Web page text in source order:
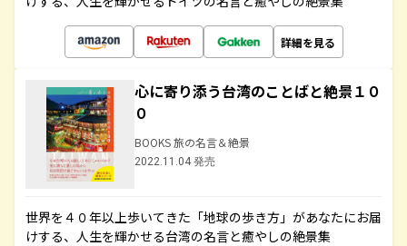
詳細を見る
心に寄り添う台湾のことばと絶景１０
０
BOOKS 旅の名言＆絶景
2022.11.04 発売
世界を４０年以上歩いてきた「地球の歩き方」があなたにお届
けする、人生を輝かせる台湾の名言と癒やしの絶景集